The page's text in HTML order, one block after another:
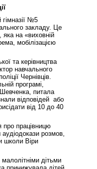
гімназії №5
закладу. Це
яка на «виховній
мобілізацією
та керівництва
навчального
Чернівців.
програмі,
питала
відповідей або
від 10 до 40
про працівницю
розмов,
школи Віри
дітьми